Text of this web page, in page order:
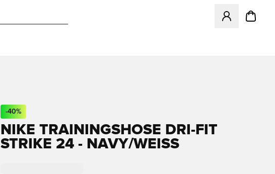
Öffnet ein
-40%
NIKE TRAININGSHOSE DRI-FIT
STRIKE 24 - NAVY/WEISS